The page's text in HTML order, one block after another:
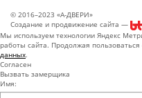
© 2016–2023 «А-ДВЕРИ»
Создание и продвижение сайта —
Мы используем технологии Яндекс
работы сайта. Продолжая
данных.
Согласен
Вызвать замерщика
Имя: